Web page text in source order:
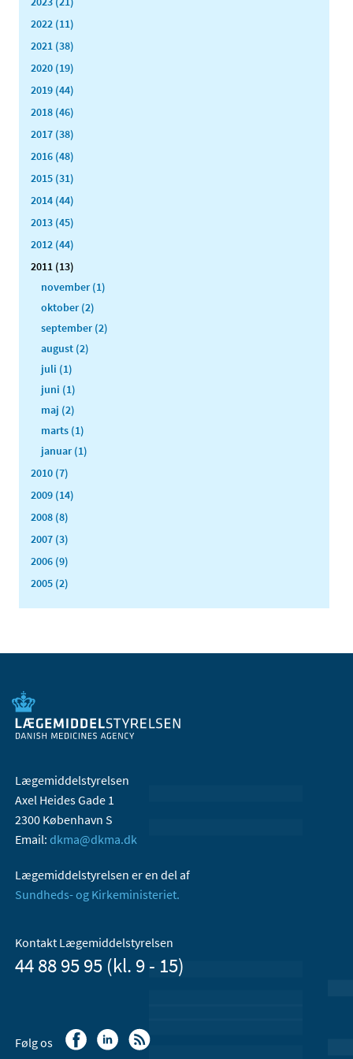
2022 (11)
2021 (38)
2020 (19)
2019 (44)
2018 (46)
2017 (38)
2016 (48)
2015 (31)
2014 (44)
2013 (45)
2012 (44)
2011 (13)
november (1)
oktober (2)
september (2)
august (2)
juli (1)
juni (1)
maj (2)
marts (1)
januar (1)
2010 (7)
2009 (14)
2008 (8)
2007 (3)
2006 (9)
2005 (2)
Lægemiddelstyrelsen
Axel Heides Gade 1
2300 København S
Email: dkma@dkma.dk
Lægemiddelstyrelsen er en del af
Sundheds- og Kirkeministeriet.
Kontakt Lægemiddelstyrelsen
44 88 95 95 (kl. 9 - 15)
Følg os